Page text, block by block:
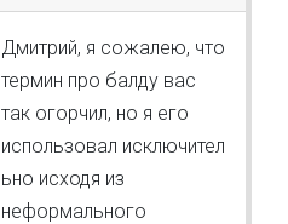
Дмитрий, я сожалею, что
термин про балду вас
так огорчил, но я его
использовал исключител
ьно исходя из
неформального